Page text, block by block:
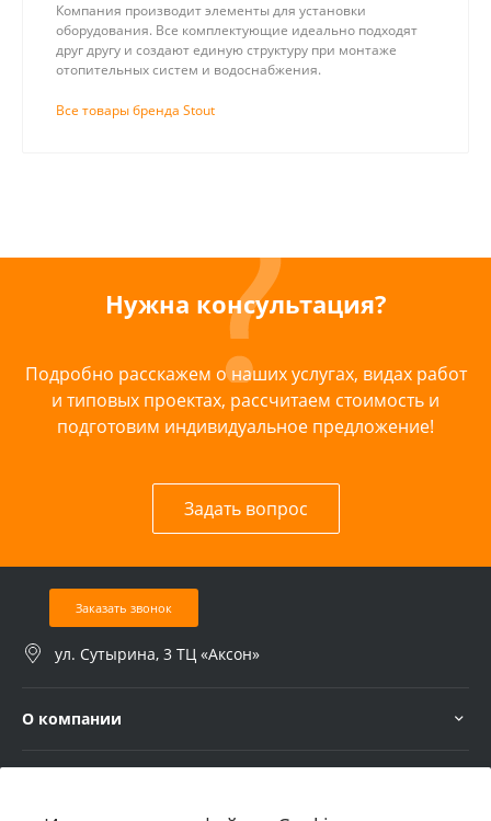
Компания производит элементы для установки
оборудования. Все комплектующие идеально подходят
друг другу и создают единую структуру при монтаже
отопительных систем и водоснабжения.
Все товары бренда Stout
Нужна консультация?
Подробно расскажем о наших услугах, видах работ
и типовых проектах, рассчитаем стоимость и
подготовим индивидуальное предложение!
Задать вопрос
Заказать звонок
ул. Сутырина, 3 ТЦ «Аксон»
О компании